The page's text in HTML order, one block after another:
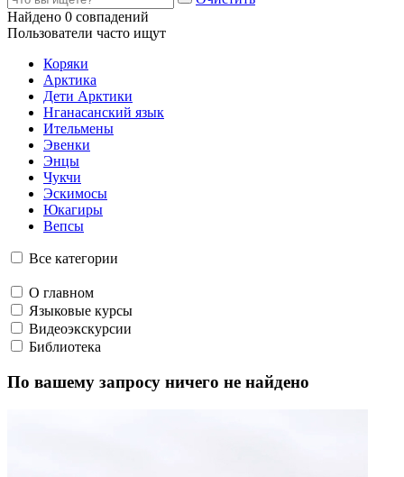
Библиотека
По вашему запросу ничего не найдено